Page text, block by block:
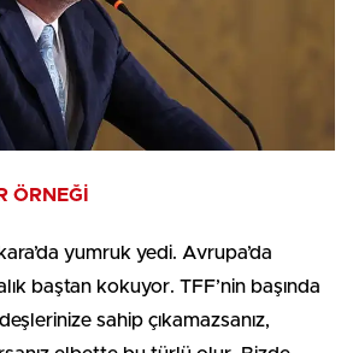
ÖRNEĞİ
yumruk yedi. Avrupa’da
baştan kokuyor. TFF’nin başında
sahip çıkamazsanız,